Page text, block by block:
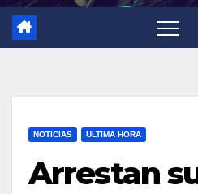
NOTICIAS ULTIMA HORA
Arrestan